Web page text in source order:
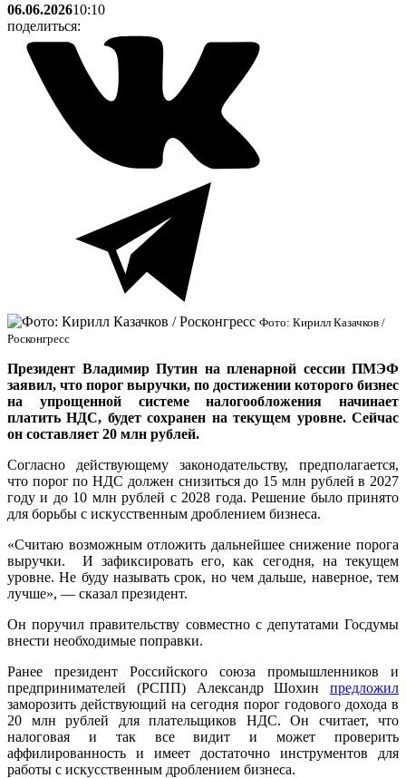
06.06.202610:10
поделиться:
Фото: Кирилл Казачков /
Росконгресс
Президент Владимир Путин на пленарной сессии ПМЭФ
заявил, что порог выручки, по достижении которого бизнес
на упрощенной системе налогообложения начинает
платить НДС, будет сохранен на текущем уровне. Сейчас
он составляет 20 млн рублей.
Согласно действующему законодательству, предполагается,
что порог по НДС должен снизиться до 15 млн рублей в 2027
году и до 10 млн рублей с 2028 года. Решение было принято
для борьбы с искусственным дроблением бизнеса.
«Считаю возможным отложить дальнейшее снижение порога
выручки. И зафиксировать его, как сегодня, на текущем
уровне. Не буду называть срок, но чем дальше, наверное, тем
лучше», — сказал президент.
Он поручил правительству совместно с депутатами Госдумы
внести необходимые поправки.
Ранее президент Российского союза промышленников и
предпринимателей (РСПП) Александр Шохин предложил
заморозить действующий на сегодня порог годового дохода в
20 млн рублей для плательщиков НДС. Он считает, что
налоговая и так все видит и может проверить
аффилированность и имеет достаточно инструментов для
работы с искусственным дроблением бизнеса.